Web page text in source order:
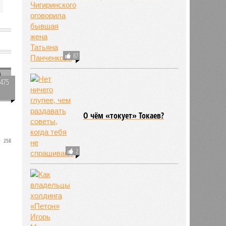
258
87
2
О чём «токует» Токаев?